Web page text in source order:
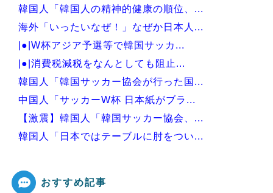
韓国人「韓国人の精神的健康の順位、...
海外「いったいなぜ！」なぜか日本人...
|●|W杯アジア予選等で韓国サッカ...
|●|消費税減税をなんとしても阻止...
韓国人「韓国サッカー協会が行った国...
中国人「サッカーW杯 日本紙がブラ...
【激震】韓国人「韓国サッカー協会、...
韓国人「日本ではテーブルに肘をつい...
おすすめ記事